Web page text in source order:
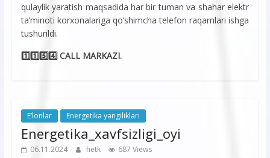
qulaylik yaratish maqsadida har bir tuman va shahar elektr
ta’minoti korxonalariga qo’shimcha telefon raqamlari ishga
tushurildi.
1️⃣1️⃣5️⃣4️⃣ CALL MARKAZI.
E’lonlar Energetika yangiliklari
Energetika_xavfsizligi_oyi
06.11.2024 hetk 687 Views